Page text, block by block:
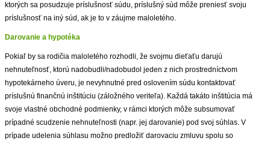
ktorých sa posudzuje príslušnosť súdu, príslušný súd môže preniesť svoju
príslušnosť na iný súd, ak je to v záujme maloletého.
Darovanie a hypotéka
Pokiaľ by sa rodičia maloletého rozhodli, že svojmu dieťaťu darujú
nehnuteľnosť, ktorú nadobudli/nadobudol jeden z nich prostredníctvom
hypotekárneho úveru, je nevyhnutné pred oslovením súdu kontaktovať
príslušnú finančnú inštitúciu (záložného veriteľa). Každá takáto inštitúcia má
svoje vlastné obchodné podmienky, v rámci ktorých môže subsumovať
prípadné scudzenie nehnuteľnosti (napr. jej darovanie) pod svoj súhlas. V
prípade udelenia súhlasu možno predložiť darovaciu zmluvu spolu so